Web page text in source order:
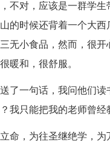
不对，应该是一群学
的时候还背着一个大
无小食品，然而，很
暖和，很舒服。
一句话，我问他们读
我只能把我的老师曾经
，为往圣继绝学，为